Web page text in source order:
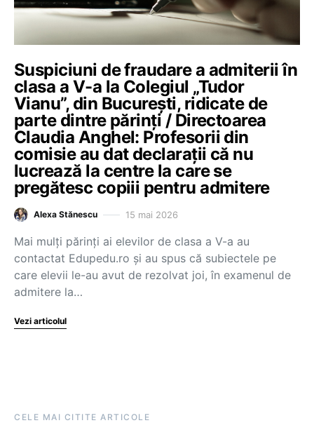
Suspiciuni de fraudare a admiterii în
clasa a V-a la Colegiul „Tudor
Vianu”, din București, ridicate de
parte dintre părinți / Directoarea
Claudia Anghel: Profesorii din
comisie au dat declarații că nu
lucrează la centre la care se
pregătesc copiii pentru admitere
Alexa Stănescu 15 mai 2026
Mai mulți părinți ai elevilor de clasa a V-a au
contactat Edupedu.ro și au spus că subiectele pe
care elevii le-au avut de rezolvat joi, în examenul de
admitere la…
Vezi articolul
CELE MAI CITITE ARTICOLE